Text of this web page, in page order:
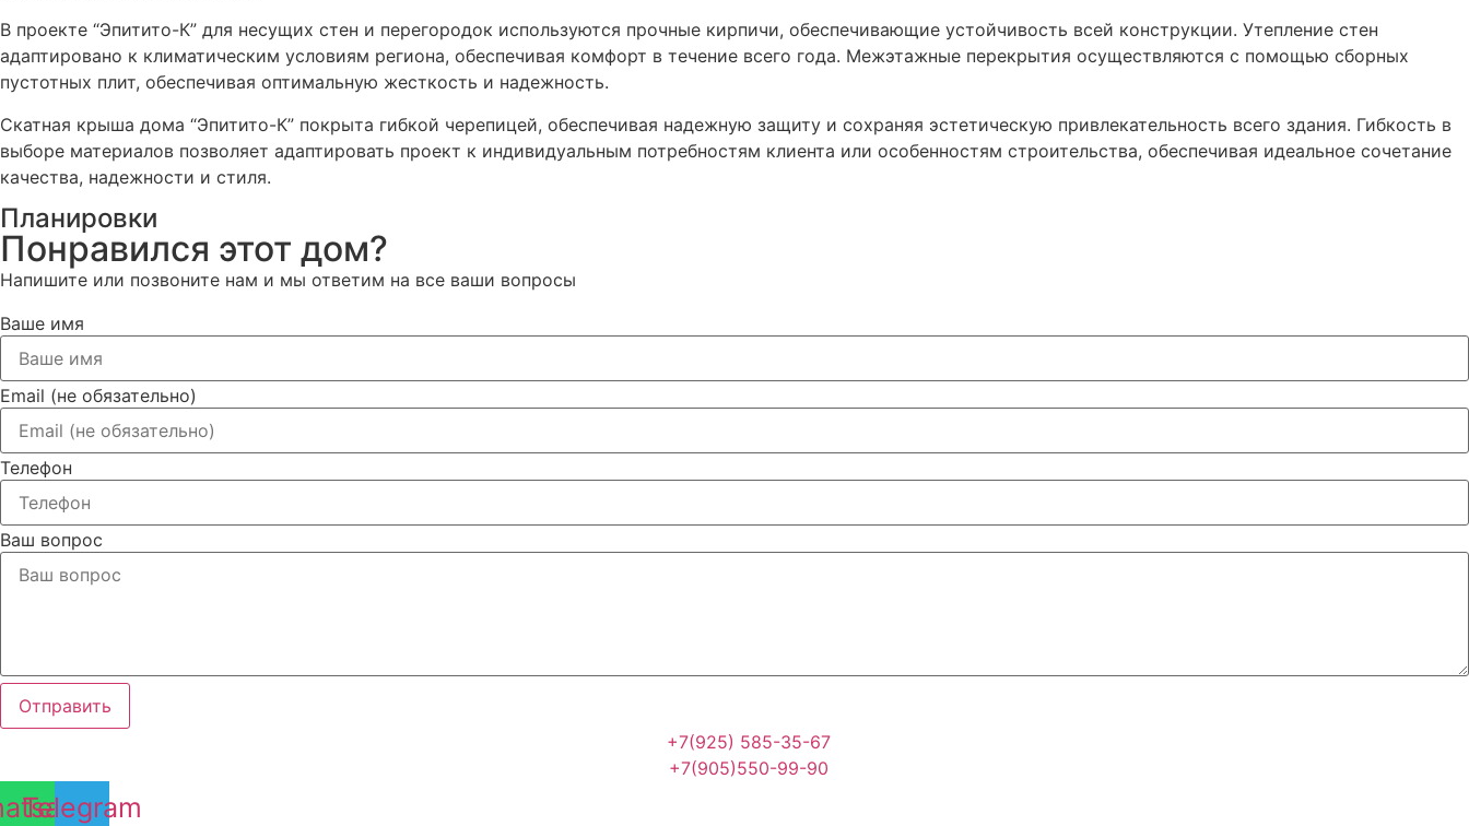
В проекте “Эпитито-К” для несущих стен и перегородок используются прочные кирпичи, обеспечивающие устойчивость всей конструкции. Утепление стен
адаптировано к климатическим условиям региона, обеспечивая комфорт в течение всего года. Межэтажные перекрытия осуществляются с помощью сборных
пустотных плит, обеспечивая оптимальную жесткость и надежность.
Скатная крыша дома “Эпитито-К” покрыта гибкой черепицей, обеспечивая надежную защиту и сохраняя эстетическую привлекательность всего здания. Гибкость в
выборе материалов позволяет адаптировать проект к индивидуальным потребностям клиента или особенностям строительства, обеспечивая идеальное сочетание
качества, надежности и стиля.
Планировки
Понравился этот дом?
Напишите или позвоните нам и мы ответим на все ваши вопросы
Ваше имя
Email (не обязательно)
Телефон
Ваш вопрос
Отправить
+7(925) 585-35-67
+7(905)550-99-90
Telegram